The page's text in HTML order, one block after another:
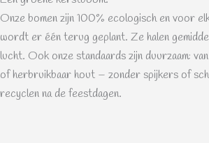
Onze bomen zijn 100% ecologisch en voor
wordt er één terug geplant. Ze halen
lucht. Ook onze standaards zijn duurzaam:
of herbruikbaar hout – zonder spijkers of
recyclen na de feestdagen.